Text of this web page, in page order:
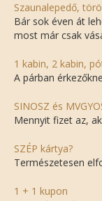
Szaunalepedő,
Bár sok éven át
most már csak
1 kabin, 2 kabin,
A párban
SINOSZ és
Mennyit fizet az,
SZÉP kártya?
Természetesen
1 + 1 kupon